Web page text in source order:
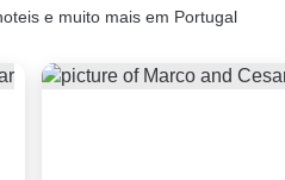
e muito mais em Portugal